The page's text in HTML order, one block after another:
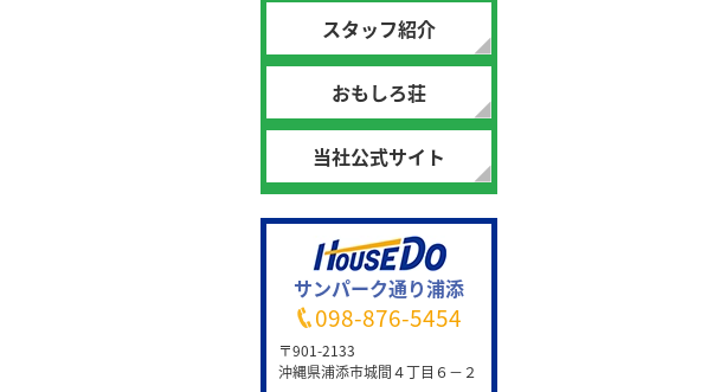
スタッフ紹介
おもしろ荘
当社公式サイト
サンパーク通り浦添
098-876-5454
〒901-2133
沖縄県浦添市城間４丁目６－２